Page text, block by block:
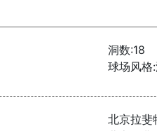
洞数:18
球场风格
北京拉斐